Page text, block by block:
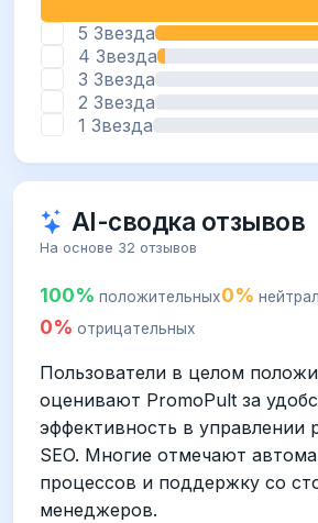
5 Звезда
4 Звезда
3 Звезда
2 Звезда
1 Звезда
AI-сводка отзывов
На основе 32 отзывов
100% положительных0%
0% отрицательных
Пользователи в целом
оценивают PromoPult за
эффективность в управлении
SEO. Многие отмечают
процессов и поддержку со
менеджеров.